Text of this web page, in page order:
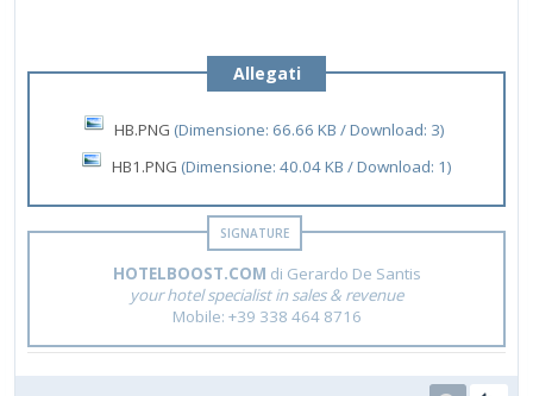
Allegati
HB.PNG (Dimensione: 66.66 KB / Download: 3)
HB1.PNG (Dimensione: 40.04 KB / Download: 1)
HOTELBOOST.COM di Gerardo De Santis
your hotel specialist in sales & revenue
Mobile: +39 338 464 8716